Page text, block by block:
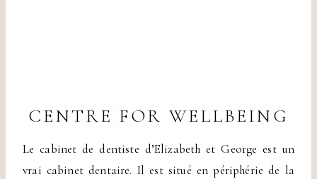
CENTRE FOR WELLBEING
Le cabinet de dentiste d’Elizabeth et George est un
vrai cabinet dentaire. Il est situé en périphérie de la